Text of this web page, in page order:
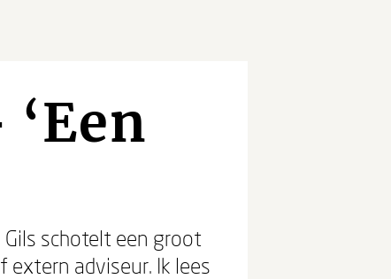
Gils schotelt een groot
extern adviseur. Ik lees